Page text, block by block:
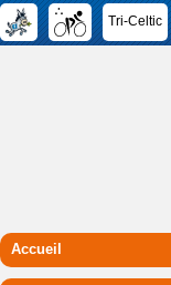
Tri-Celtic
Accueil